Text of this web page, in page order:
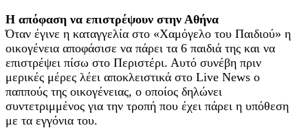
Η απόφαση να επιστρέψουν στην Αθήνα
Όταν έγινε η καταγγελία στο «Χαμόγελο του Παιδιού» η
οικογένεια αποφάσισε να πάρει τα 6 παιδιά της και να
επιστρέψει πίσω στο Περιστέρι. Αυτό συνέβη πριν
μερικές μέρες λέει αποκλειστικά στο Live News ο
παππούς της οικογένειας, ο οποίος δηλώνει
συντετριμμένος για την τροπή που έχει πάρει η υπόθεση
με τα εγγόνια του.